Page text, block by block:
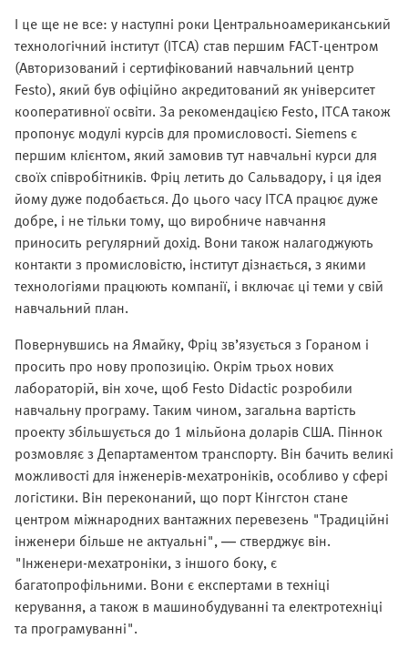
І це ще не все: у наступні роки Центральноамериканський
технологічний інститут (ITCA) став першим FACT-центром
(Авторизований і сертифікований навчальний центр
Festo), який був офіційно акредитований як університет
кооперативної освіти. За рекомендацією Festo, ITCA також
пропонує модулі курсів для промисловості. Siemens є
першим клієнтом, який замовив тут навчальні курси для
своїх співробітників. Фріц летить до Сальвадору, і ця ідея
йому дуже подобається. До цього часу ITCA працює дуже
добре, і не тільки тому, що виробниче навчання
приносить регулярний дохід. Вони також налагоджують
контакти з промисловістю, інститут дізнається, з якими
технологіями працюють компанії, і включає ці теми у свій
навчальний план.
Повернувшись на Ямайку, Фріц зв’язується з Гораном і
просить про нову пропозицію. Окрім трьох нових
лабораторій, він хоче, щоб Festo Didactic розробили
навчальну програму. Таким чином, загальна вартість
проекту збільшується до 1 мільйона доларів США. Піннок
розмовляє з Департаментом транспорту. Він бачить великі
можливості для інженерів-мехатроніків, особливо у сфері
логістики. Він переконаний, що порт Кінгстон стане
центром міжнародних вантажних перевезень "Традиційні
інженери більше не актуальні", — стверджує він.
"Інженери-мехатроніки, з іншого боку, є
багатопрофільними. Вони є експертами в техніці
керування, а також в машинобудуванні та електротехніці
та програмуванні".